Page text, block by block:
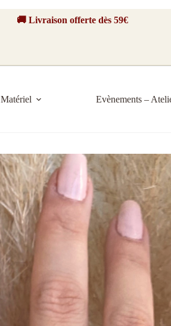
🚚 Livraison offerte dès 59€
Matériel Evènements –